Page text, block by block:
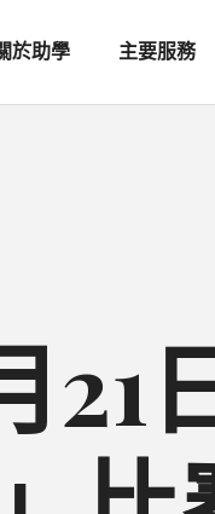
於助學 主要服務
21